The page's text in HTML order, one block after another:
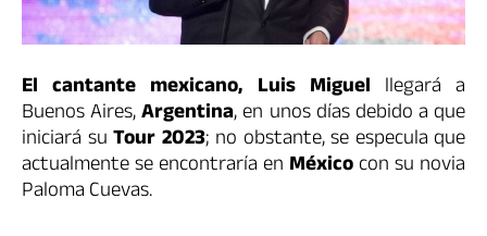
El cantante mexicano, Luis Miguel llegará a
Buenos Aires,Argentina, en unos días debido a que
iniciará suTour 2023; no obstante, se especula que
actualmente se encontraría en Méxicocon su novia
Paloma Cuevas.